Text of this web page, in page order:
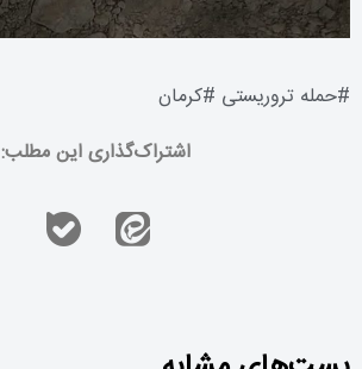
#حمله تروریستی #کرمان
اشتراک‌گذاری این مطلب: